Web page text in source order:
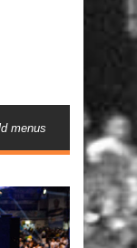
menus